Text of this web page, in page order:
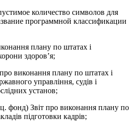
количество символов для
программной классификации
плану по штатах і
здоров’я;
виконання плану по штатах і
управління, судів і
установ;
фонд) Звіт про виконання плану по
підготовки кадрів;